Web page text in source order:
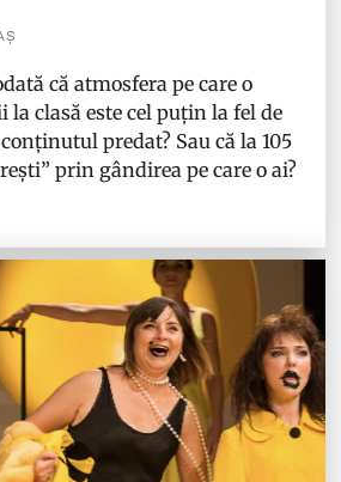
că atmosfera pe care o
la clasă este cel puțin la fel de
predat? Sau că la 105
prin gândirea pe care o ai?